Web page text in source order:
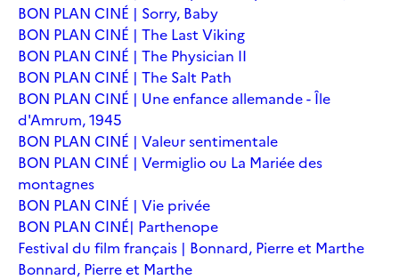
BON PLAN CINÉ | Sorry, Baby
BON PLAN CINÉ | The Last Viking
BON PLAN CINÉ | The Physician II
BON PLAN CINÉ | The Salt Path
BON PLAN CINÉ | Une enfance allemande - Île
d'Amrum, 1945
BON PLAN CINÉ | Valeur sentimentale
BON PLAN CINÉ | Vermiglio ou La Mariée des
montagnes
BON PLAN CINÉ | Vie privée
BON PLAN CINÉ| Parthenope
Festival du film français | Bonnard, Pierre et Marthe
Bonnard, Pierre et Marthe